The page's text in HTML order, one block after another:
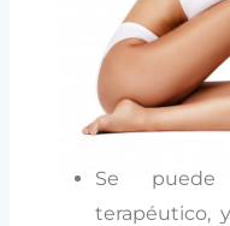
Se
terapéutico,